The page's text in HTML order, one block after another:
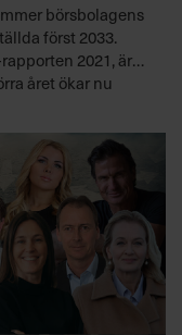
börsbolagens
först 2033.
2021, är
året ökar nu
neråt i